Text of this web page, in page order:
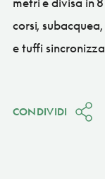
corsi,
e tuffi
CONDIVIDI